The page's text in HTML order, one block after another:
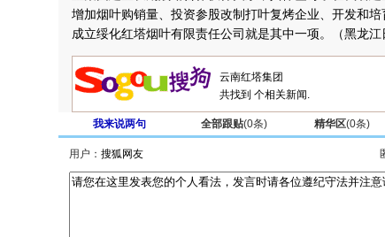
增加烟叶购销量、投资参股改制打叶复烤企业、开发和培
成立绥化红塔烟叶有限责任公司就是其中一项。（黑龙江
共找到 个相关新闻.
我来说两句 全部跟贴(0条) 精华区(0条)
用户：